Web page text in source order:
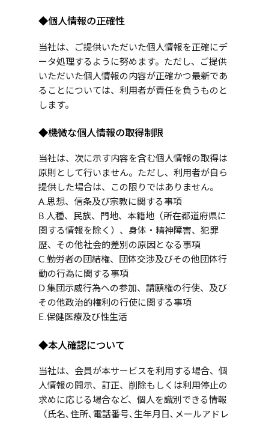
◆個人情報の正確性
当社は、ご提供いただいた個人情報を正確にデ
ータ処理するように努めます。ただし、ご提供
いただいた個人情報の内容が正確かつ最新であ
ることについては、利用者が責任を負うものと
します。
◆機微な個人情報の取得制限
当社は、次に示す内容を含む個人情報の取得は
原則として行いません。ただし、利用者が自ら
提供した場合は、この限りではありません。
A.思想、信条及び宗教に関する事項
B.人種、民族、門地、本籍地（所在都道府県に
関する情報を除く）、身体・精神障害、犯罪
歴、その他社会的差別の原因となる事項
C.勤労者の団結権、団体交渉及びその他団体行
動の行為に関する事項
D.集団示威行為への参加、請願権の行使、及び
その他政治的権利の行使に関する事項
E.保健医療及び性生活
◆本人確認について
当社は、会員が本サービスを利用する場合、個
人情報の開示、訂正、削除もしくは利用停止の
求めに応じる場合など、個人を識別できる情報
（氏名､住所､電話番号､生年月日､メールアドレ